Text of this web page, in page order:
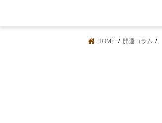
HOME 開運コラム